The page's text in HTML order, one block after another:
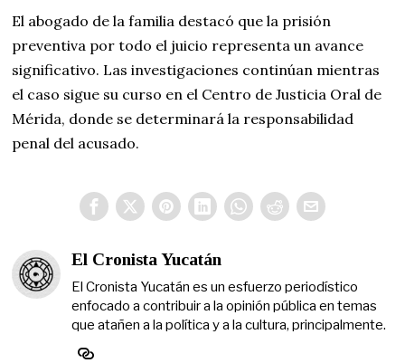
El abogado de la familia destacó que la prisión
preventiva por todo el juicio representa un avance
significativo. Las investigaciones continúan mientras
el caso sigue su curso en el Centro de Justicia Oral de
Mérida, donde se determinará la responsabilidad
penal del acusado.
El Cronista Yucatán
El Cronista Yucatán es un esfuerzo periodístico
enfocado a contribuir a la opinión pública en temas
que atañen a la política y a la cultura, principalmente.